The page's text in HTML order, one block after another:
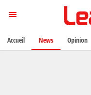
Accueil News Opinion